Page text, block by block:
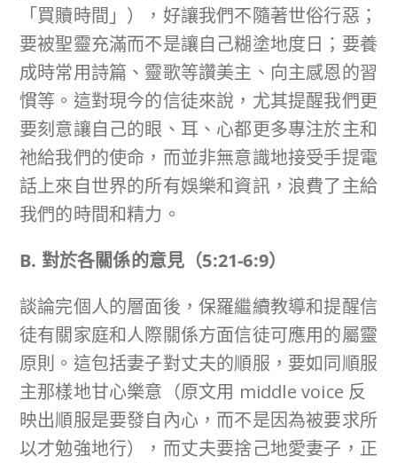
「買贖時間」），好讓我們不隨著世俗行惡；
要被聖靈充滿而不是讓自己糊塗地度日；要養
成時常用詩篇、靈歌等讚美主、向主感恩的習
慣等。這對現今的信徒來說，尤其提醒我們更
要刻意讓自己的眼、耳、心都更多專注於主和
祂給我們的使命，而並非無意識地接受手提電
話上來自世界的所有娛樂和資訊，浪費了主給
我們的時間和精力。
B. 對於各關係的意見（5:21-6:9）
談論完個人的層面後，保羅繼續教導和提醒信
徒有關家庭和人際關係方面信徒可應用的屬靈
原則。這包括妻子對丈夫的順服，要如同順服
主那樣地甘心樂意（原文用 middle voice 反
映出順服是要發自內心，而不是因為被要求所
以才勉強地行），而丈夫要捨己地愛妻子，正